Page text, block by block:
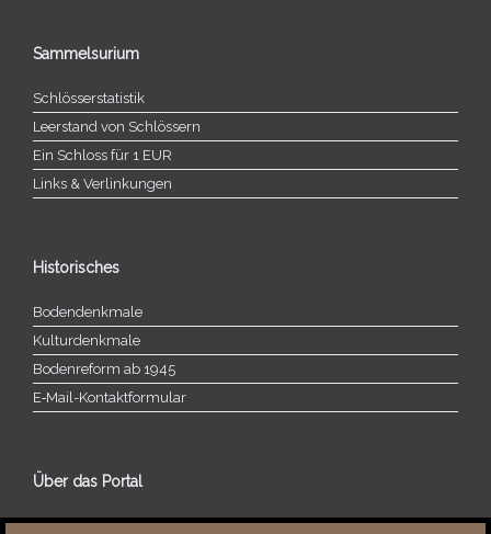
Sammelsurium
Schlösserstatistik
Leerstand von Schlössern
Ein Schloss für 1 EUR
Links & Verlinkungen
Historisches
Bodendenkmale
Kulturdenkmale
Bodenreform ab 1945
E‑Mail-​​Kontaktformular
Über das Portal
Über dieses Portal